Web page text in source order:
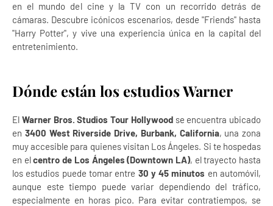
en el mundo del cine y la TV con un recorrido detrás de
cámaras. Descubre icónicos escenarios, desde "Friends" hasta
"Harry Potter", y vive una experiencia única en la capital del
entretenimiento.
Dónde están los estudios Warner
El Warner Bros. Studios Tour Hollywoodse encuentra ubicado
en 3400 West Riverside Drive, Burbank, California, una zona
muy accesible para quienes visitan Los Ángeles. Si te hospedas
en elcentro de Los Ángeles (Downtown LA), el trayecto hasta
los estudios puede tomar entre 30 y 45 minutos en automóvil,
aunque este tiempo puede variar dependiendo del tráfico,
especialmente en horas pico. Para evitar contratiempos, se